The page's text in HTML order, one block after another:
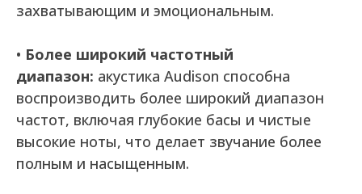
захватывающим и эмоциональным.
• Более широкий частотный
диапазон: акустика Audison способна
воспроизводить более широкий диапазон
частот, включая глубокие басы и чистые
высокие ноты, что делает звучание более
полным и насыщенным.